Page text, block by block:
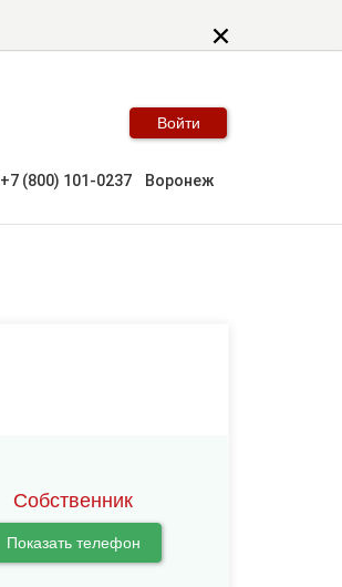
Войти
+7 (800) 101-0237 Воронеж
Собственник
Показать телефон